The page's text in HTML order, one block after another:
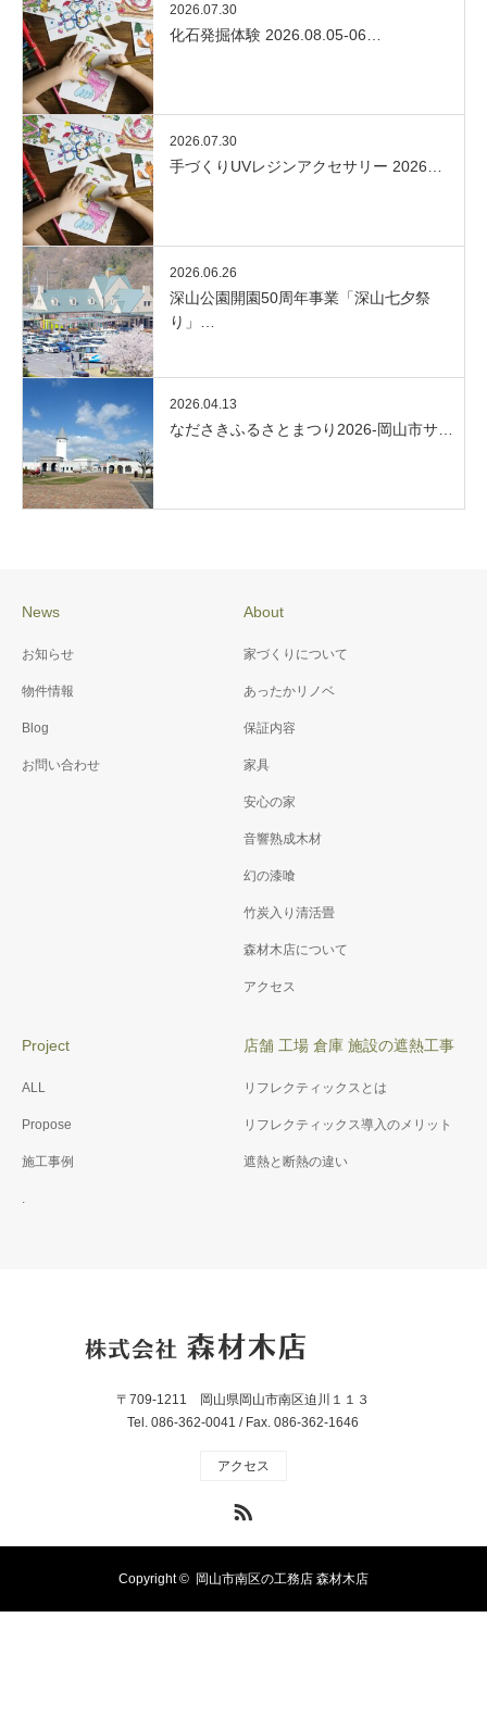
2026.07.30
化石発掘体験 2026.08.05-06…
2026.07.30
手づくりUVレジンアクセサリー 2026…
2026.06.26
深山公園開園50周年事業「深山七夕祭
り」…
2026.04.13
なださきふるさとまつり2026-岡山市サ…
News
お知らせ
物件情報
Blog
お問い合わせ
About
家づくりについて
あったかリノベ
保証内容
家具
安心の家
音響熟成木材
幻の漆喰
竹炭入り清活畳
森材木店について
アクセス
Project
ALL
Propose
施工事例
.
店舗 工場 倉庫 施設の遮熱工事
リフレクティックスとは
リフレクティックス導入のメリット
遮熱と断熱の違い
〒709-1211 岡山県岡山市南区迫川１１３
Tel. 086-362-0041 / Fax. 086-362-1646
アクセス
Copyright © 岡山市南区の工務店 森材木店